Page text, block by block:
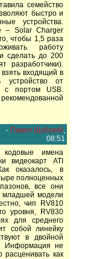
семейство
быстро и
устройства.
– Solar Charger
чтобы 1,5 раза
работу
сделать до 200
разработчики).
взять входящий в
устройство от
с портом USB.
- Павел Шубский,
08:51
кодовые имена
видеокарт ATI
оказалось, в
полноценных
все они
младшей модели
чип RV810
уровня, RV830
для среднего
собой линейку
в двойной
Информация не
как